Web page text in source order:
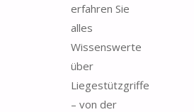
erfahren Sie
alles
Wissenswerte
über
Liegestützgriffe
– von der